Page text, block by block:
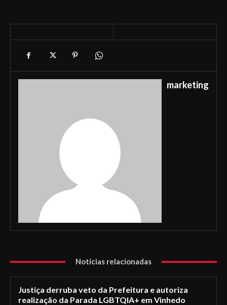
marketing
Notícias relacionadas
Justiça derruba veto da Prefeitura e autoriza
realização da Parada LGBTQIA+ em Vinhedo